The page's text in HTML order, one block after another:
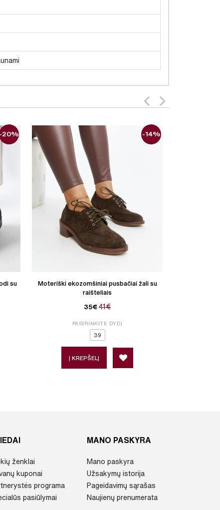
su
20%
Moteriški ekozomšiniai pusbačiai žali su
raišteliais
35€ 41€
-14%
PASIRINKITE DYDĮ
39
Į KREPŠELĮ
ženklai
kuponai
programa
pasiūlymai
MANO PASKYRA
Mano paskyra
Užsakymų istorija
Pageidavimų sąrašas
Naujienų prenumerata